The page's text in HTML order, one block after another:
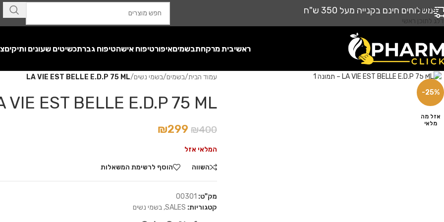
דלג לניווט
דלג לתוכן ראשי
משלוחים חינם בקנייה מעל 350 ש"ח
ראשיבית מרקחתבשמיםאיפורטיפוח אישהטיפוח גברתכשיטים שעונים ותיקים
-25%
אזל מה
מלאי
לחץ להגדלה
עמוד הבית/בשמים/בשמי נשים/
LA VIE EST BELLE E.D.P 75 ML
VIE EST BELLE E.D.P 75 ML
₪400
₪299
המלאי אזל
השווה הוסף לרשימת המשאלות
מק"ט: 00301
קטגוריות: SALES
, בשמי נשים